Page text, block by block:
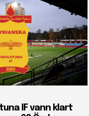
IF vann klart